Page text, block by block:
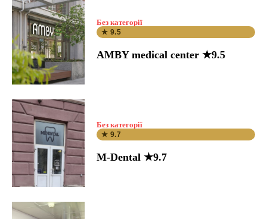
Без категорії
★ 9.5
AMBY medical center ★9.5
Без категорії
★ 9.7
M-Dental ★9.7